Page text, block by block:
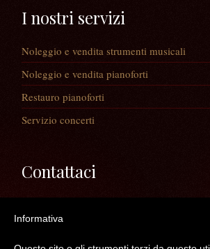
I nostri servizi
Noleggio e vendita strumenti musicali
Noleggio e vendita pianoforti
Restauro pianoforti
Servizio concerti
Contattaci
30020 Noventa di Piave (VE)
Informativa